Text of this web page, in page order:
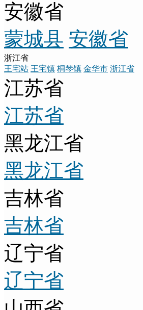
安徽省
蒙城县 安徽省
浙江省
王宅站 王宅镇 桐琴镇 金华市 浙江省
江苏省
江苏省
黑龙江省
黑龙江省
吉林省
吉林省
辽宁省
辽宁省